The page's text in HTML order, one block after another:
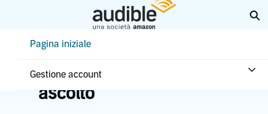
principalePagina iniziale
Gestione account
Pagina iniziale
Gestisci i promemoria di
ascolto